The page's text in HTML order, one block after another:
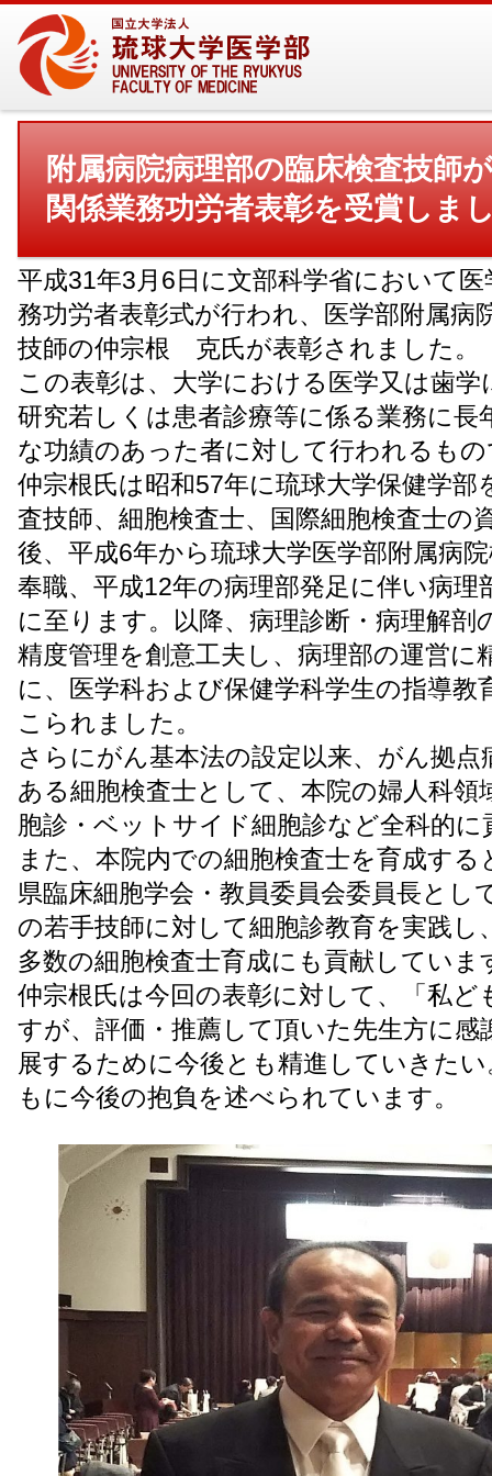
附属病院病理部の臨床検査技師
関係業務功労者表彰を受賞しま
平成31年3月6日に文部科学省において医
務功労者表彰式が行われ、医学部附属病
技師の仲宗根 克氏が表彰されました。
この表彰は、大学における医学又は歯学
研究若しくは患者診療等に係る業務に長
な功績のあった者に対して行われるも
仲宗根氏は昭和57年に琉球大学保健学部
査技師、細胞検査士、国際細胞検査士の
後、平成6年から琉球大学医学部附属病
奉職、平成12年の病理部発足に伴い病理
に至ります。以降、病理診断・病理解剖
精度管理を創意工夫し、病理部の運営に
に、医学科および保健学科学生の指導教
こられました。
さらにがん基本法の設定以来、がん拠点
ある細胞検査士として、本院の婦人科領
胞診・ベットサイド細胞診など全科的
また、本院内での細胞検査士を育成する
県臨床細胞学会・教員委員会委員長とし
の若手技師に対して細胞診教育を実践し
多数の細胞検査士育成にも貢献していま
仲宗根氏は今回の表彰に対して、「私ど
すが、評価・推薦して頂いた先生方に感
展するために今後とも精進していきた
もに今後の抱負を述べられています。